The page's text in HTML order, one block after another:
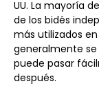
UU. La mayoría
de los bidés
más utilizados
generalmente se
puede pasar
después.